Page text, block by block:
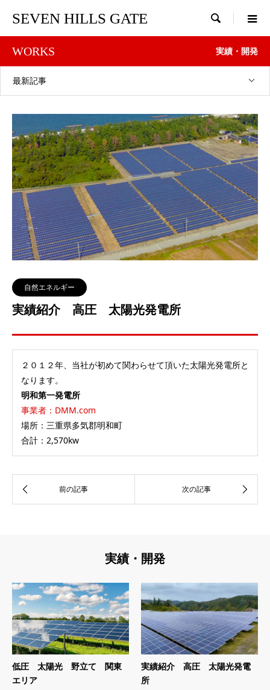
SEVEN HILLS GATE 
WORKS 実績・開発
最新記事
自然エネルギー
実績紹介 高圧 太陽光発電所
２０１２年、当社が初めて関わらせて頂いた太陽光発電所と
なります。
明和第一発電所
事業者：DMM.com
場所：三重県多気郡明和町
合計：2,570kw
実績・開発
低圧 太陽光 野立て 関東
エリア
実績紹介 高圧 太陽光発電
所